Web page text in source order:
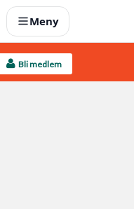
Meny
Bli medlem